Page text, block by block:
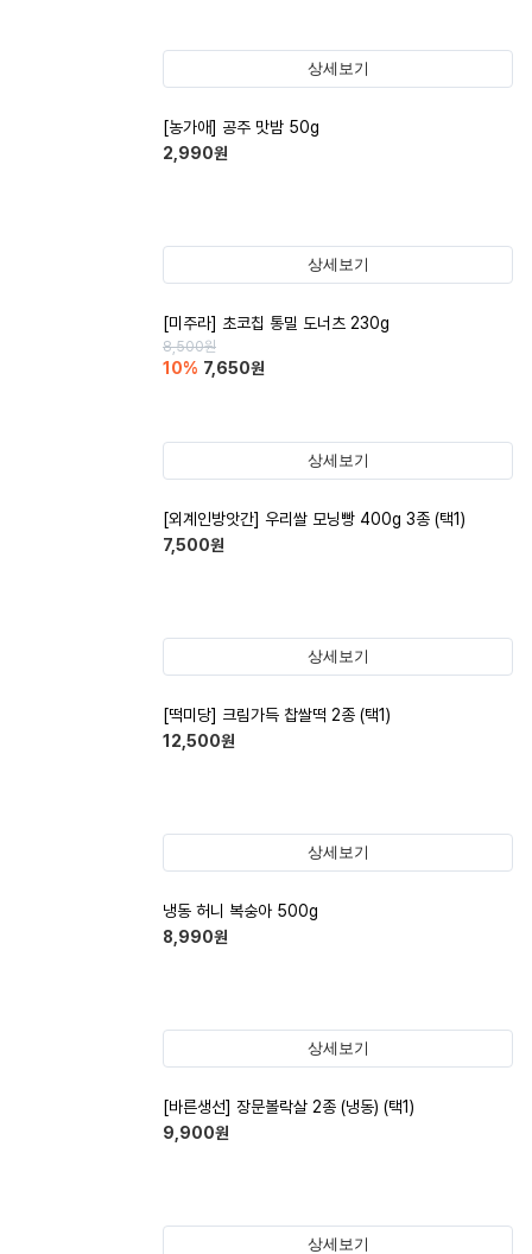
상세보기
[농가애] 공주 맛밤 50g
2,990원
상세보기
[미주라] 초코칩 통밀 도너츠 230g
8,500원
10% 7,650원
상세보기
[외계인방앗간] 우리쌀 모닝빵 400g 3종 (택1)
7,500원
상세보기
[떡미당] 크림가득 찹쌀떡 2종 (택1)
12,500원
상세보기
냉동 허니 복숭아 500g
8,990원
상세보기
[바른생선] 장문볼락살 2종 (냉동) (택1)
9,900원
상세보기